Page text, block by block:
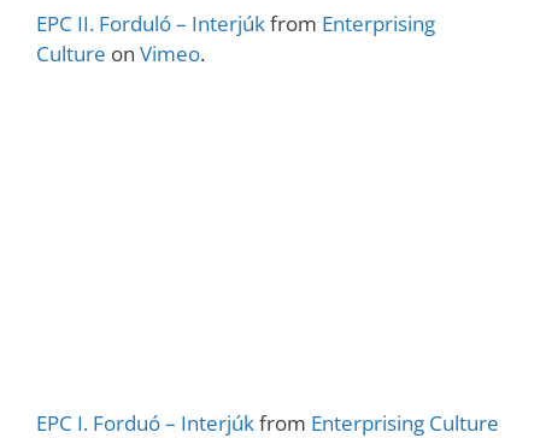
EPC II. Forduló – Interjúkfrom Enterprising
Culture on Vimeo.
EPC I. Forduó – Interjúkfrom Enterprising Culture